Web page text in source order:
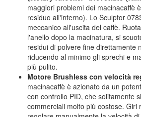
maggiori problemi dei macinacaffè
residuo all'interno). Lo Sculptor
meccanico all'uscita del caffè.
l'anello dopo la macinatura, si
residui di polvere fine direttamente
riducendo al minimo gli sprechi e
più pulito.
Motore Brushless con velocità
macinacaffè è azionato da un
con controllo PID, che solitamente
commerciali molto più costose. Giri